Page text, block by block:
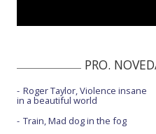
PRO.
Roger Taylor, Violence insane
in a beautiful world
Train, Mad dog in the fog